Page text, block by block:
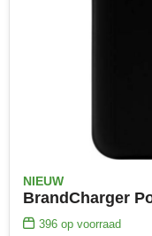
NIEUW
396op voorraad